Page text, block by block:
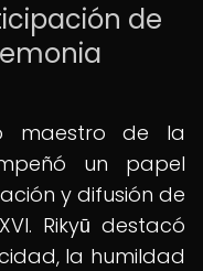
de
maestro de la
un papel
y difusión de
Rikyū destacó
la humildad